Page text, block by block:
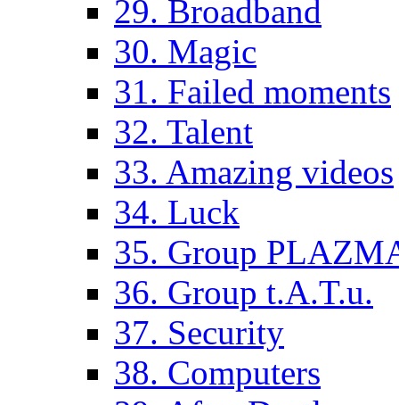
29. Broadband
30. Magic
31. Failed moments
32. Talent
33. Amazing videos
34. Luck
35. Group
36. Group t.A.T.u.
37. Security
38. Computers